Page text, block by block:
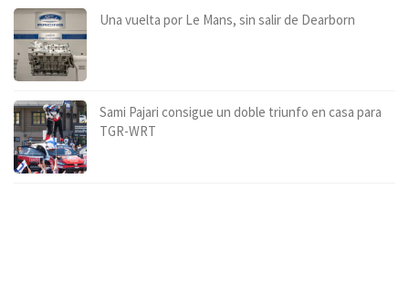
Una vuelta por Le Mans, sin salir de Dearborn
Sami Pajari consigue un doble triunfo en casa para
TGR-WRT